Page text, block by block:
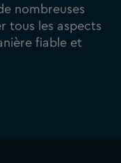
nombreuses
tous les aspects
fiable et